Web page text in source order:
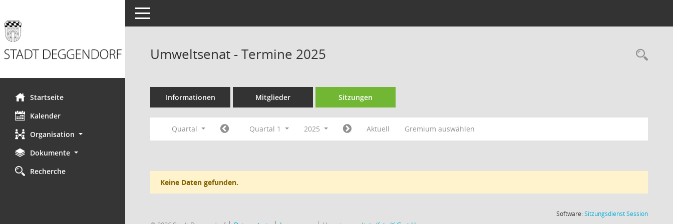
Startseite
Kalender
Organisation
Dokumente
Recherche
Toggle navigation
Umweltsenat - Termine 2025
Informationen Mitglieder Sitzungen
Quartal Quartal 1 2025 Aktuell Gremium auswählen
Keine Daten gefunden.
Software:SitzungsdienstSession(Wird in